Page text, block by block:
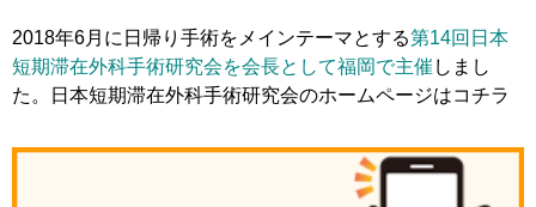
2018年6月に日帰り手術をメインテーマとする第14回日本
短期滞在外科手術研究会を会長として福岡で主催 しまし
た。日本短期滞在外科手術研究会のホームページはコチラ